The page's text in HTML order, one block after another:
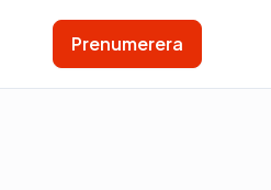
Prenumerera